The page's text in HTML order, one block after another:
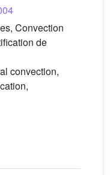
Convection
de
convection,